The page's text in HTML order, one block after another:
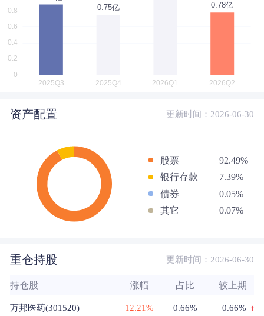
资产配置 更新时间：2026-06-30
股票
92.49%
银行存款
7.39%
债券
0.05%
其它
0.07%
重仓持股 更新时间：2026-06-30
持仓股 涨幅 占比 较上期
万邦医药(301520) 12.21% 0.66% 0.66%